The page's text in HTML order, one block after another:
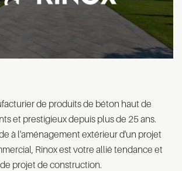
de produits de béton haut de
et prestigieux depuis plus de 25 ans.
à l'aménagement extérieur d'un projet
Rinox est votre allié tendance et
projet de construction.